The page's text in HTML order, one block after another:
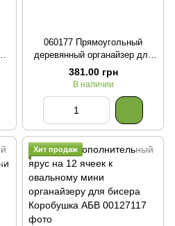
060177 Прямоугольный
деревянный органайзер для
бисера на 40 ячеек с крышкой
381.00 грн
В наличии
Хит продаж